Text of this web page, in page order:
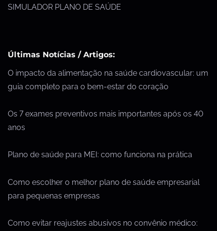
SIMULADOR PLANO DE SAÚDE
Últimas Notícias / Artigos:
O impacto da alimentação na saúde cardiovascular: um
guia completo para o bem-estar do coração
Os 7 exames preventivos mais importantes após os 40
anos
Plano de saúde para MEI: como funciona na prática
Como escolher o melhor plano de saúde empresarial
para pequenas empresas
Como evitar reajustes abusivos no convênio médico: